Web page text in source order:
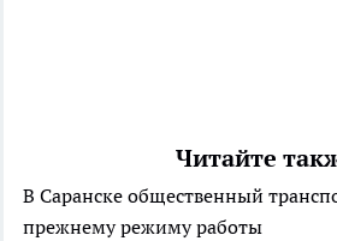
Читайте
В Саранске общественный
прежнему режиму работы